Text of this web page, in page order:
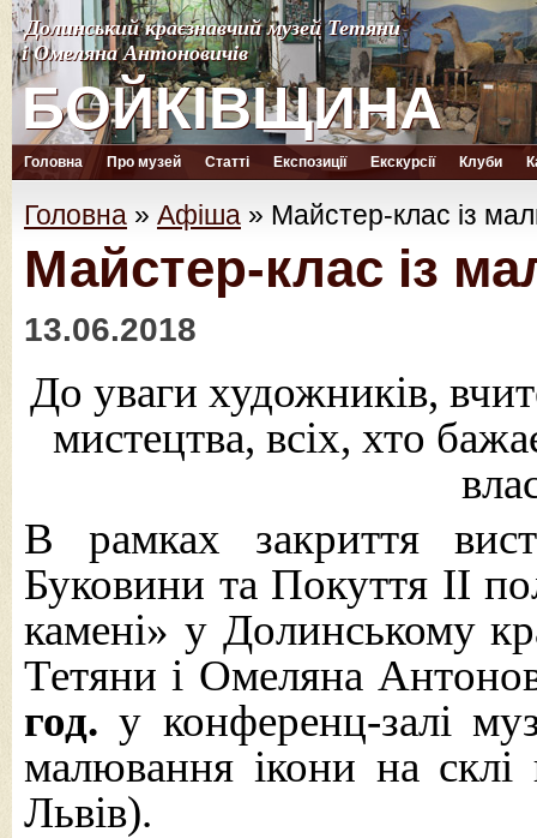
Долинський краєзнавчий музей Тетяни
і Омеляна Антоновичів
БОЙКІВЩИНА
Долинський краєзнавчий музей Тетяни
і Омеляна Антоновичів
БОЙКІВЩИНА
Головна Про музей Статті Експозиції Екскурсії Клуби
Головна » Афіша » Майстер-клас із
Майстер-клас із
13.06.2018
До уваги художників,
мистецтва, всіх, хто
В рамках закриття
Буковини та Покуття II
камені» у Долинському
Тетяни і Омеляна
год. у конференц-залі
малювання ікони на
Львів).